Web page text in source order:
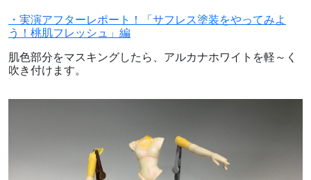
・実演アフターレポート！「サフレス塗装をやってみよ
う！桃肌フレッシュ」編
肌色部分をマスキングしたら、アルカナホワイトを軽～く
吹き付けます。